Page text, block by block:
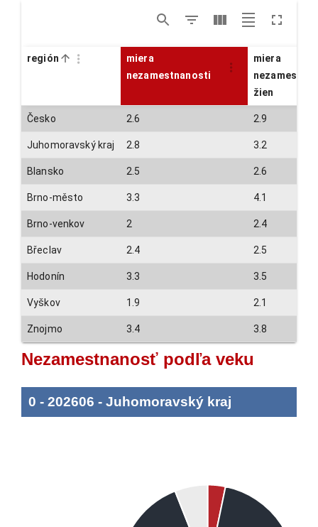
región
miera
nezamestnanosti
miera
žien
Česko 2.6 2.9
Juhomoravský kraj 2.8 3.2
Blansko 2.5 2.6
Brno-město 3.3 4.1
Brno-venkov 2 2.4
Břeclav 2.4 2.5
Hodonín 3.3 3.5
Vyškov 1.9 2.1
Znojmo 3.4 3.8
Nezamestnanosť podľa veku
0 - 202606 - Juhomoravský kraj